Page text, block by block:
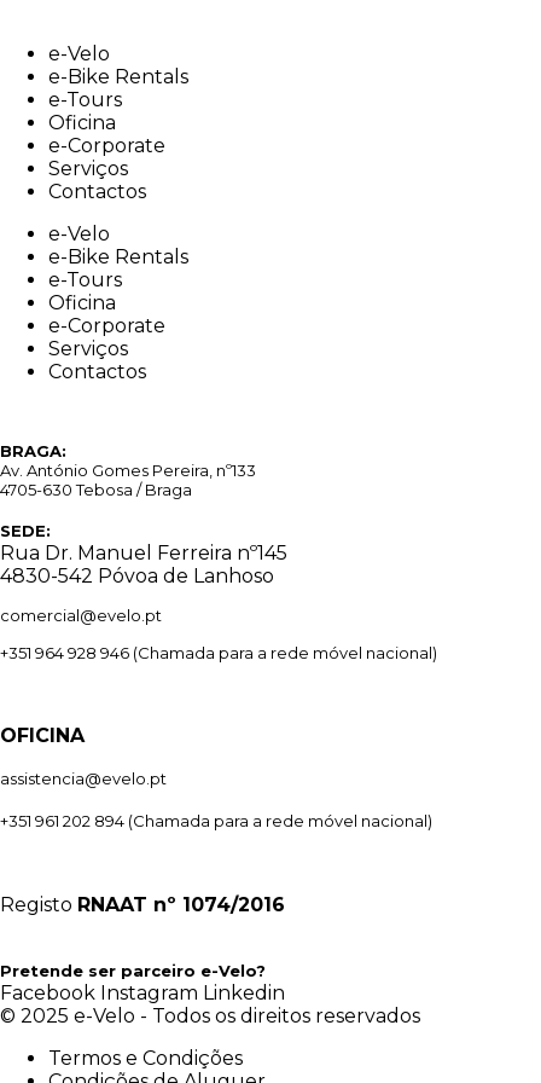
contente-Velo
e-Bike Rentals
e-Tours
Oficina
e-Corporate
Serviços
Contactos
e-Velo
e-Bike Rentals
e-Tours
Oficina
e-Corporate
Serviços
Contactos
BRAGA:
Av. António Gomes Pereira, nº133
4705-630 Tebosa / Braga
SEDE:
Rua Dr. Manuel Ferreira nº145
4830-542 Póvoa de Lanhoso
comercial@evelo.pt
+351 964 928 946 (Chamada para a rede móvel nacional)
OFICINA
assistencia@evelo.pt
+351 961 202 894 (Chamada para a rede móvel nacional)
Registo RNAAT nº 1074/2016
Pretende ser parceiro e-Velo?
Facebook Instagram Linkedin
© 2025 e-Velo - Todos os direitos reservados
Termos e Condições